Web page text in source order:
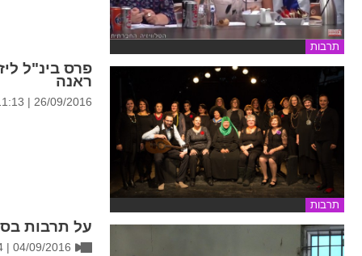
תרבות
תרבות
פרס בינ"ל
ראנה
26/09/2016 | 11:13
על תרבות
04/09/2016 | 15:54